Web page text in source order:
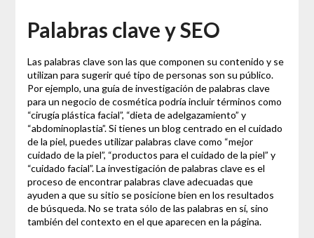
Palabras clave y SEO
Las palabras clave son las que componen su contenido y se
utilizan para sugerir qué tipo de personas son su público.
Por ejemplo, una guía de investigación de palabras clave
para un negocio de cosmética podría incluir términos como
“cirugía plástica facial”, “dieta de adelgazamiento” y
“abdominoplastia”. Si tienes un blog centrado en el cuidado
de la piel, puedes utilizar palabras clave como “mejor
cuidado de la piel”, “productos para el cuidado de la piel” y
“cuidado facial”. La investigación de palabras clave es el
proceso de encontrar palabras clave adecuadas que
ayuden a que su sitio se posicione bien en los resultados
de búsqueda. No se trata sólo de las palabras en sí, sino
también del contexto en el que aparecen en la página.